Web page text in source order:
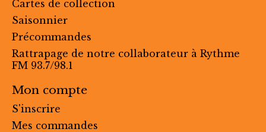
Cartes de collection
Saisonnier
Précommandes
Rattrapage de notre collaborateur à Rythme
FM 93.7/98.1
Mon compte
S'inscrire
Mes commandes